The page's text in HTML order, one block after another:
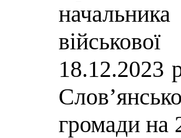
громади на